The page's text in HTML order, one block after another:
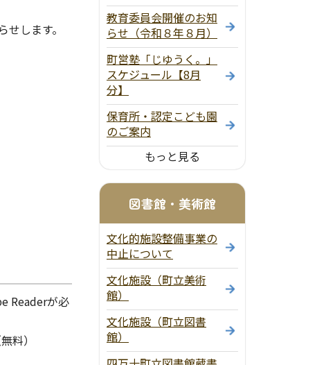
します。
Readerが必
料）
教育委員会開催のお知
らせ（令和８年８月）
町営塾「じゆうく。」
スケジュール【8月
分】
保育所・認定こども園
のご案内
もっと見る
図書館・美術館
文化的施設整備事業の
中止について
文化施設（町立美術
館）
文化施設（町立図書
館）